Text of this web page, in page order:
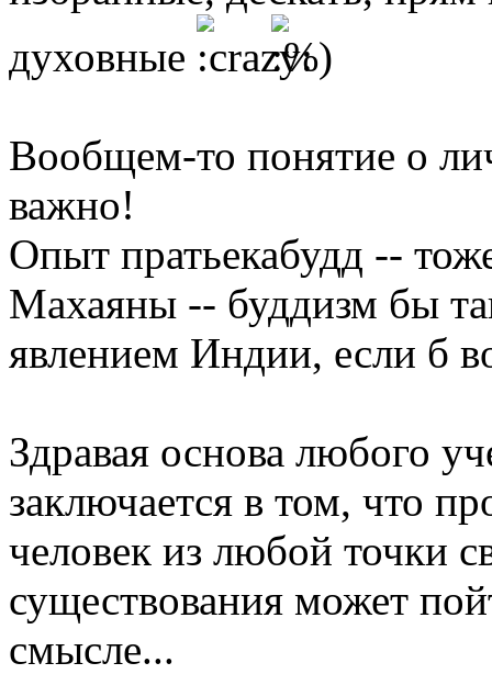
духовные
Вообщем-то понятие о
важно!
Опыт пратьекабудд --
Махаяны -- буддизм бы
явлением Индии, если б
Здравая основа любого
заключается в том, что
человек из любой точки
существования может
смысле...